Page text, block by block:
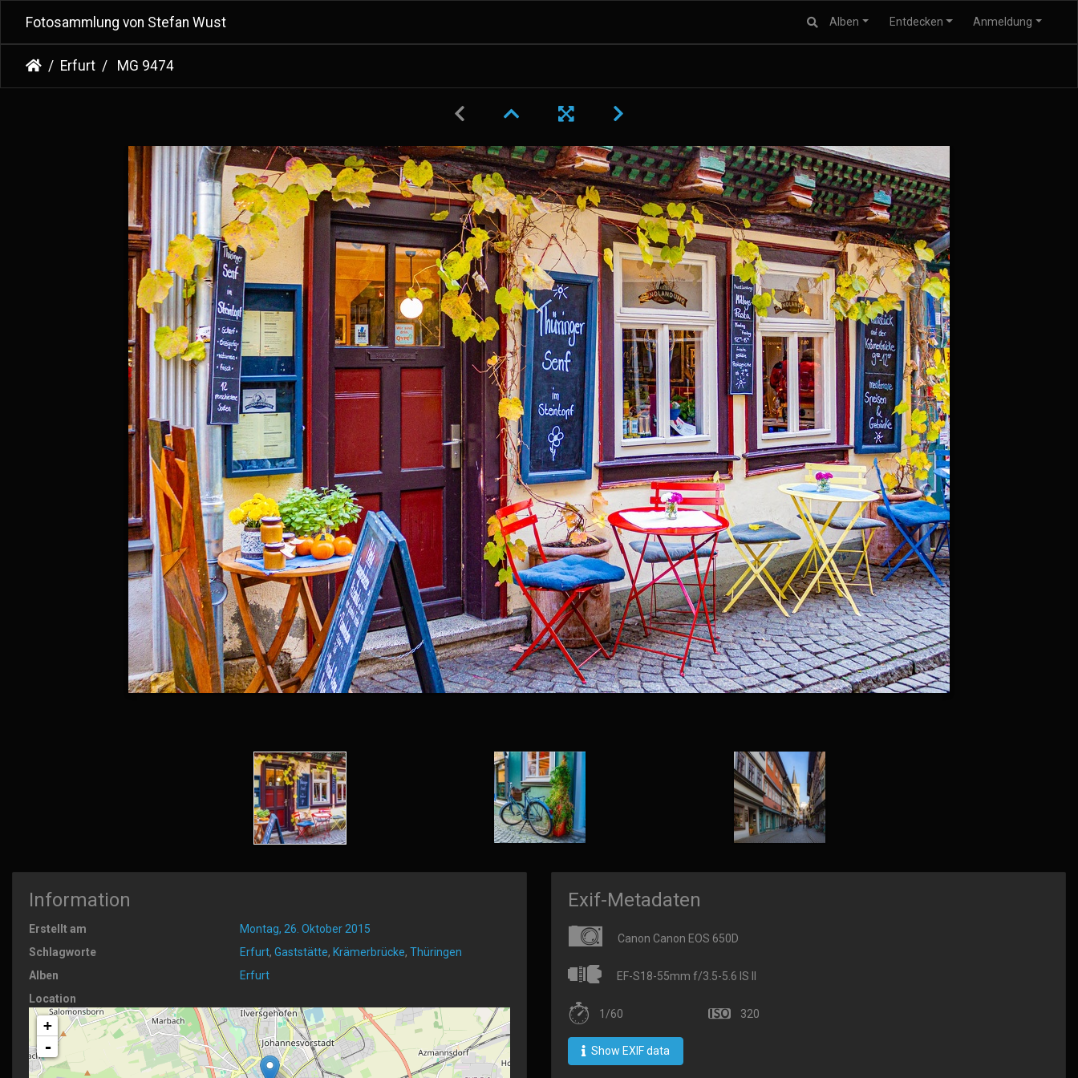
Fotosammlung von Stefan Wust Alben Entdecken Anmeldung
Erfurt MG 9474
Information
Erstellt am
Montag, 26. Oktober 2015
Schlagworte
Erfurt, Gaststätte, Krämerbrücke, Thüringen
Alben
Erfurt
Location
+
-
Exif-Metadaten
Canon Canon EOS 650D
EF-S18-55mm f/3.5-5.6 IS II
1/60 320
Show EXIF data